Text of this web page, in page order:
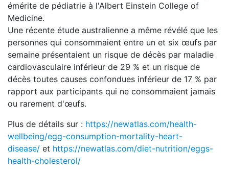
émérite de pédiatrie à l'Albert Einstein College of
Medicine.
Une récente étude australienne a même révélé que les
personnes qui consommaient entre un et six œufs par
semaine présentaient un risque de décès par maladie
cardiovasculaire inférieur de 29 % et un risque de
décès toutes causes confondues inférieur de 17 % par
rapport aux participants qui ne consommaient jamais
ou rarement d'œufs.
Plus de détails sur : https://newatlas.com/health-
wellbeing/egg-consumption-mortality-heart-
disease/ et https://newatlas.com/diet-nutrition/eggs-
health-cholesterol/